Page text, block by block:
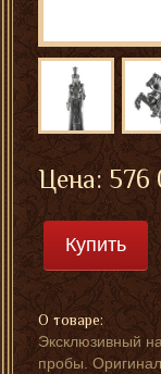
Цена:576
Купить
О товаре:
Эксклюзивный
пробы.